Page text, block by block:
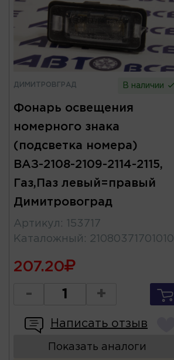
ДИМИТРОВГРАД В наличии
Фонарь освещения
номерного знака
(подсветка номера)
ВАЗ-2108-2109-2114-2115,
Газ,Паз левый=правый
Димитровоград
Артикул :
153717
Каталожный : 21080371701010
207.20
- +
Написать отзыв
Показать аналоги